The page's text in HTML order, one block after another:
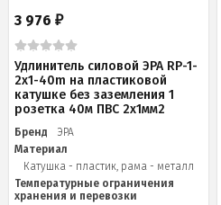
3 976 ₽
Удлинитель силовой ЭРА RP-1-
2x1-40m на пластиковой
катушке без заземления 1
розетка 40м ПВС 2x1мм2
Бренд
ЭРА
Материал
Катушка - пластик, рама - металл
Температурные ограничения
хранения и перевозки